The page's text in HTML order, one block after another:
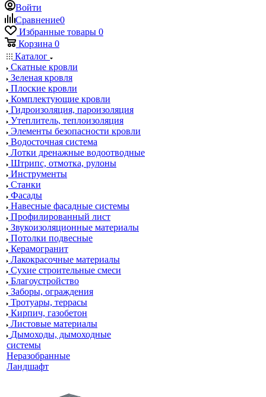
Войти
Сравнение0
Избранные товары 0
Корзина 0
Каталог
Скатные кровли
Зеленая кровля
Плоские кровли
Комплектующие кровли
Гидроизоляция, пароизоляция
Утеплитель, теплоизоляция
Элементы безопасности кровли
Водосточная система
Лотки дренажные водоотводные
Штрипс, отмотка, рулоны
Инструменты
Станки
Фасады
Навесные фасадные системы
Профилированный лист
Звукоизоляционные материалы
Потолки подвесные
Керамогранит
Лакокрасочные материалы
Сухие строительные смеси
Благоустройство
Заборы, ограждения
Тротуары, террасы
Кирпич, газобетон
Листовые материалы
Дымоходы, дымоходные
системы
Неразобранные
Ландшафт